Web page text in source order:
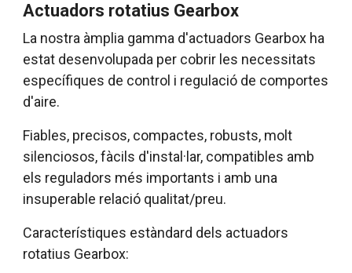
Actuadors rotatius Gearbox
La nostra àmplia gamma d'actuadors Gearbox ha
estat desenvolupada per cobrir les necessitats
específiques de control i regulació de comportes
d'aire.
Fiables, precisos, compactes, robusts, molt
silenciosos, fàcils d'instal·lar, compatibles amb
els reguladors més importants i amb una
insuperable relació qualitat/preu.
Característiques estàndard dels actuadors
rotatius Gearbox: